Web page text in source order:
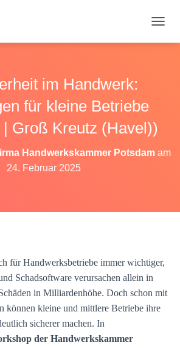
A
M
im Handwerk:
für kleine Betriebe
Groß Kreutz (Havel))
Handwerkskammer Potsdam am
24. Februar 2025
für Handwerksbetriebe immer wichtiger,
Schadsoftware verursachen allein in
in Milliardenhöhe. Doch schon mit
können kleine und mittlere Betriebe ihre
sicherer machen. In
der Handwerkskammer